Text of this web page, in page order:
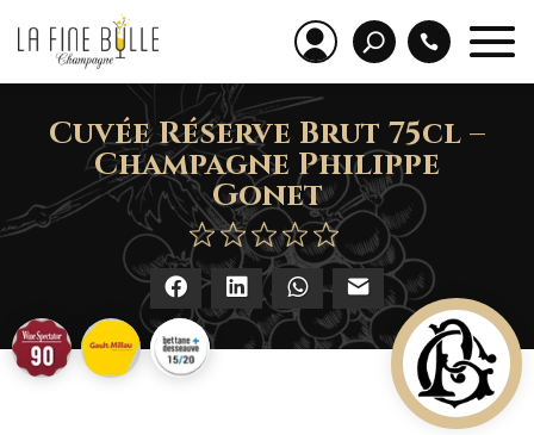
Cuvée Réserve Brut 75cl –
Champagne Philippe
Gonet
Facebook LinkedIn WhatsApp E-mail